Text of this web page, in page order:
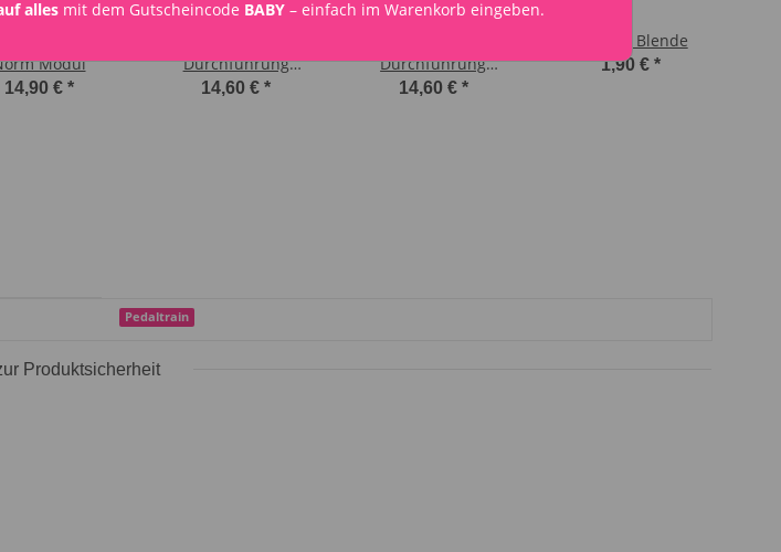
Modul
14,90 € *
Durchführung
(Eingang / Female) D-
14,60 €*
Durchführung
(Ausgang / Male) D-
14,60 € *
D-Norm Blende
1,90 € *
Pedaltrain
Produktsicherheit
alles mit dem Gutscheincode BABY – einfach im Warenkorb eingeben.